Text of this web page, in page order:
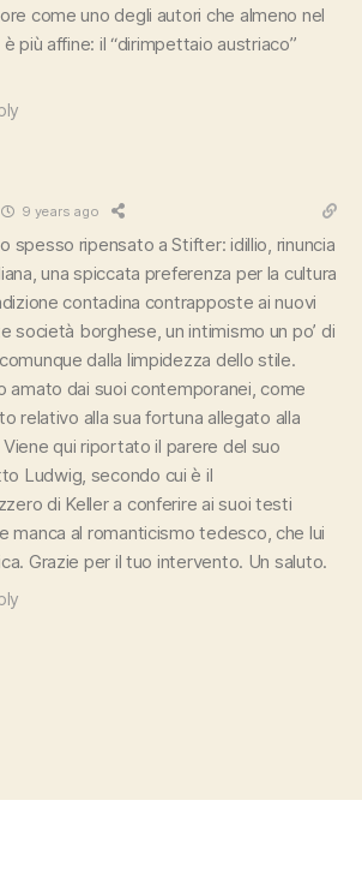
come uno degli autori che almeno nel
più affine: il “dirimpettaio austriaco”
9 years ago
spesso ripensato a Stifter: idillio, rinuncia
una spiccata preferenza per la cultura
contadina contrapposte ai nuovi
società borghese, un intimismo un po’ di
dalla limpidezza dello stile.
amato dai suoi contemporanei, come
relativo alla sua fortuna allegato alla
qui riportato il parere del suo
Ludwig, secondo cui è il
di Keller a conferire ai suoi testi
manca al romanticismo tedesco, che lui
Grazie per il tuo intervento. Un saluto.